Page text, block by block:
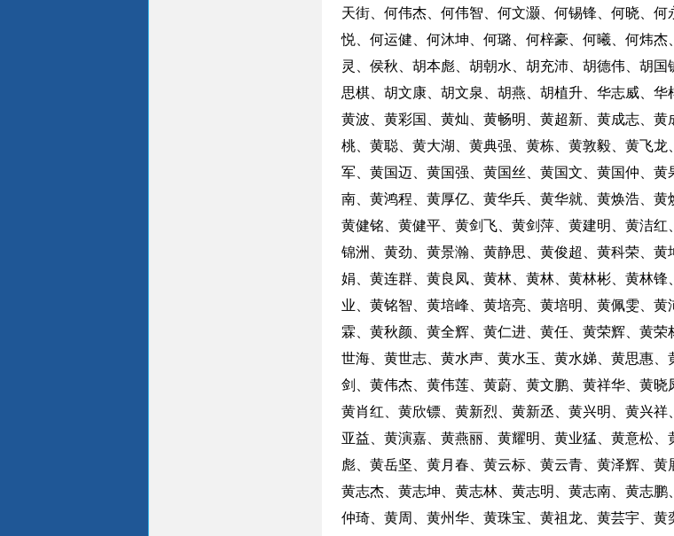
天街、何伟杰、何伟智、何文灏、何锡锋、何晓、
悦、何运健、何沐坤、何璐、何梓豪、何曦、何炜
灵、侯秋、胡本彪、胡朝水、胡充沛、胡德伟、胡
思棋、胡文康、胡文泉、胡燕、胡植升、华志威、
黄波、黄彩国、黄灿、黄畅明、黄超新、黄成志、
桃、黄聪、黄大湖、黄典强、黄栋、黄敦毅、黄飞
军、黄国迈、黄国强、黄国丝、黄国文、黄国仲、
南、黄鸿程、黄厚亿、黄华兵、黄华就、黄焕浩、黄
黄健铭、黄健平、黄剑飞、黄剑萍、黄建明、黄洁
锦洲、黄劲、黄景瀚、黄静思、黄俊超、黄科荣、
娟、黄连群、黄良凤、黄林、黄林、黄林彬、黄林
业、黄铭智、黄培峰、黄培亮、黄培明、黄佩雯、
霖、黄秋颜、黄全辉、黄仁进、黄任、黄荣辉、黄
世海、黄世志、黄水声、黄水玉、黄水娣、黄思惠
剑、黄伟杰、黄伟莲、黄蔚、黄文鹏、黄祥华、黄晓
黄肖红、黄欣镖、黄新烈、黄新丞、黄兴明、黄兴
亚益、黄演嘉、黄燕丽、黄耀明、黄业猛、黄意松
彪、黄岳坚、黄月春、黄云标、黄云青、黄泽辉、
黄志杰、黄志坤、黄志林、黄志明、黄志南、黄志
仲琦、黄周、黄州华、黄珠宝、黄祖龙、黄芸宇、黄